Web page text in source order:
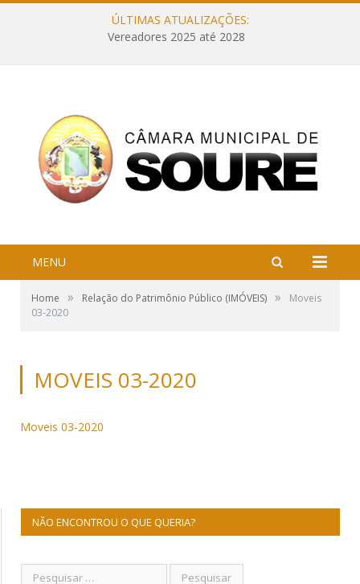
ÚLTIMAS ATUALIZAÇÕES:
Vereadores 2025 até 2028
MENU
Home » Relação do Patrimônio Público (IMÓVEIS) »
Moveis
03-2020
MOVEIS 03-2020
Moveis 03-2020
NÃO ENCONTROU O QUE QUERIA?